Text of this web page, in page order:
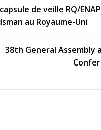
de veille RQ/
au Royaume-Uni
38th General Assembly